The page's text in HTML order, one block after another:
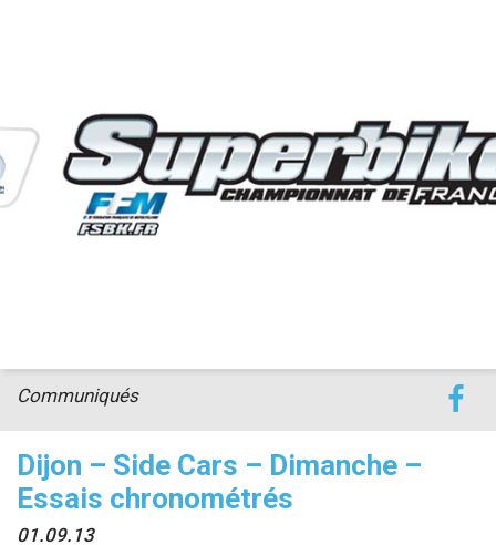
Dijon – Side Cars – Dimanche –
Essais chronométrés
01.09.13
Communiqués